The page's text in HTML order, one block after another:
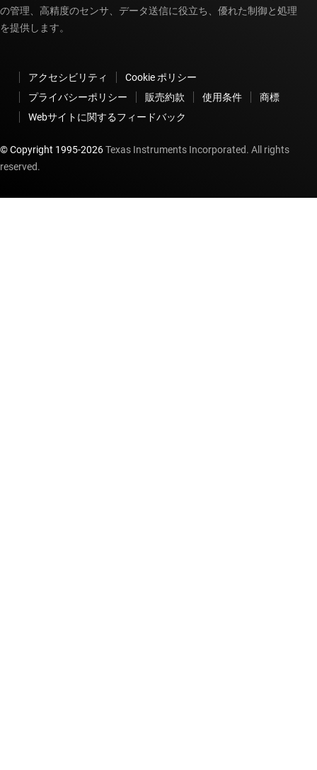
の管理、高精度のセンサ、データ送信に役立ち、優れた制御と処理
を提供します。
アクセシビリティ
Cookie ポリシー
プライバシーポリシー
販売約款 使用条件
商標
Webサイトに関するフィードバック
© Copyright 1995-2026Texas Instruments Incorporated. All rights
reserved.